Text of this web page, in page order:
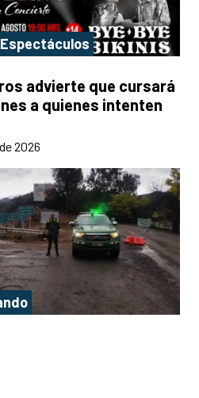
advierte que cursará
a quienes intenten
2026